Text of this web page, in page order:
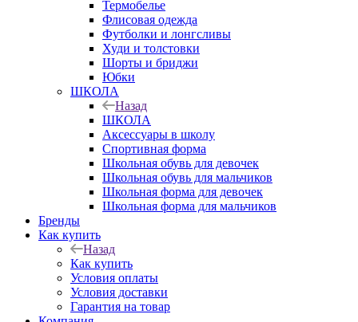
Термобелье
Флисовая одежда
Футболки и лонгсливы
Худи и толстовки
Шорты и бриджи
Юбки
ШКОЛА
Назад
ШКОЛА
Аксессуары в школу
Спортивная форма
Школьная обувь для девочек
Школьная обувь для мальчиков
Школьная форма для девочек
Школьная форма для мальчиков
Бренды
Как купить
Назад
Как купить
Условия оплаты
Условия доставки
Гарантия на товар